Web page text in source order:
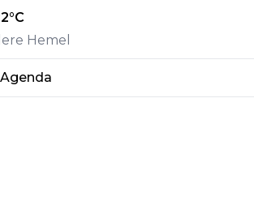
°C
Hemel
Agenda